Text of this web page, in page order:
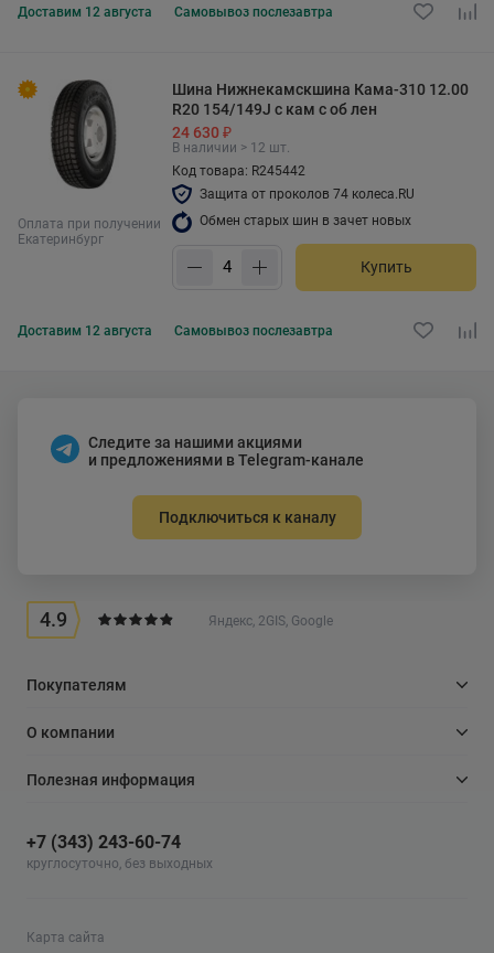
Доставим 12 августа Самовывоз послезавтра
Оплата при получении
Екатеринбург
Шина Нижнекамскшина Кама-310 12.00
R20 154/149J с кам с об лен
24 630 ₽
В наличии > 12 шт.
Код товара: R245442
Защита от проколов 74 колеса.RU
Обмен старых шин в зачет новых
Купить
Доставим 12 августа Самовывоз послезавтра
Следите за нашими акциями
и предложениями в Telegram-канале
Подключиться к каналу
4.9 Яндекс, 2GIS, Google
Покупателям
О компании
Полезная информация
+7 (343) 243-60-74
круглосуточно, без выходных
Карта сайта